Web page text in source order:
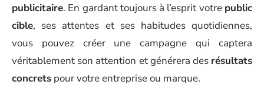
publicitaire. En gardant toujours à l’esprit votre public
cible, ses attentes et ses habitudes quotidiennes,
vous pouvez créer une campagne qui captera
véritablement son attention et générera des résultats
concrets pour votre entreprise ou marque.